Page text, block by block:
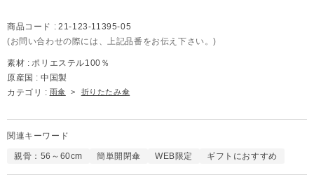
商品コード : 21-123-11395-05
(お問い合わせの際には、上記品番をお伝え下さい。)
素材 : ポリエステル100％
原産国 : 中国製
カテゴリ : 雨傘 > 折りたたみ傘
関連キーワード
親骨：56～60cm 簡単開閉傘 WEB限定 ギフトにおすすめ